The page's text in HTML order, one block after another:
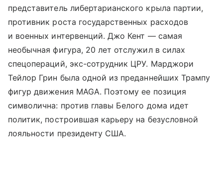
представитель либертарианского крыла партии,
противник роста государственных расходов
и военных интервенций. Джо Кент — самая
необычная фигура, 20 лет отслужил в силах
спецопераций, экс-сотрудник ЦРУ. Марджори
Тейлор Грин была одной из преданнейших Трампу
фигур движения MAGA. Поэтому ее позиция
символична: против главы Белого дома идет
политик, построившая карьеру на безусловной
лояльности президенту США.